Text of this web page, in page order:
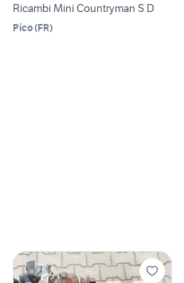
Ricambi Mini Countryman S D
Pico(FR)